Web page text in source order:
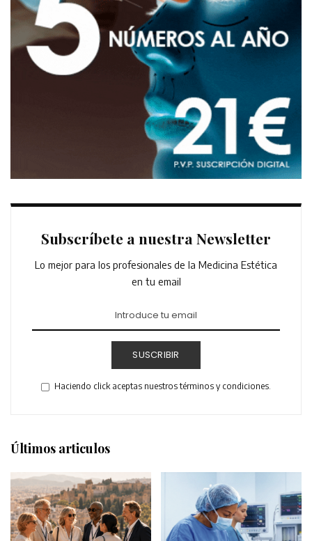
Subscríbete a nuestra Newsletter
Lo mejor para los profesionales de la Medicina Estética
en tu email
SUSCRIBIR
Haciendo click aceptas nuestros términos y condiciones.
Últimos articulos